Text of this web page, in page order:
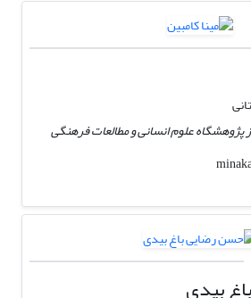
علوم انسانی و مطالعات فرهنگی
بیدی